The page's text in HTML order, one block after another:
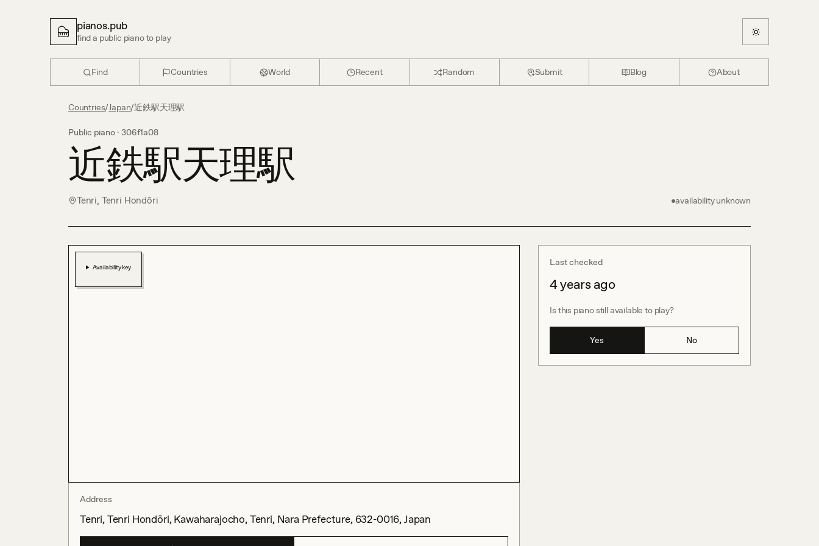
pianos.pub
find a public piano to play
Find Countries World Recent Random Submit Blog About
Countries/Japan/近鉄駅天理駅
Public piano · 306f1a08
近鉄駅天理駅
Tenri, Tenri Hondōri availability unknown
Last checked
4 years ago
Is this piano still available to play?
Yes No
Availability key
Address
Tenri, Tenri Hondōri, Kawaharajocho, Tenri, Nara Prefecture, 632-0016, Japan